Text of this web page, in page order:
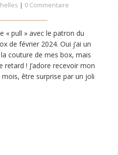
| 0 Commentaire
« pull » avec le patron du
de février 2024. Oui j’ai un
couture de mes box, mais
! J’adore recevoir mon
être surprise par un joli
je n’aurai pas osé…